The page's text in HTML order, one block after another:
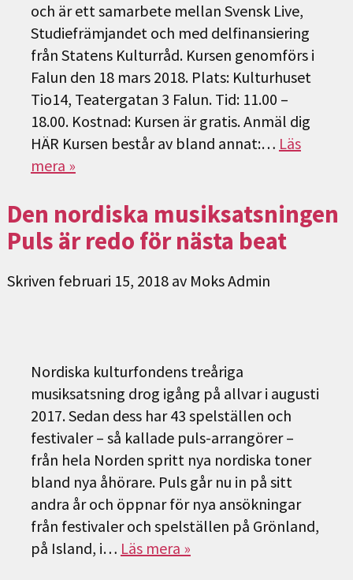
och är ett samarbete mellan Svensk Live,
Studiefrämjandet och med delfinansiering
från Statens Kulturråd. Kursen genomförs i
Falun den 18 mars 2018. Plats: Kulturhuset
Tio14, Teatergatan 3 Falun. Tid: 11.00 –
18.00. Kostnad: Kursen är gratis. Anmäl dig
HÄR Kursen består av bland annat:… Läs
mera »
Den nordiska musiksatsningen
Puls är redo för nästa beat
Skriven februari 15, 2018 av Moks Admin
Nordiska kulturfondens treåriga
musiksatsning drog igång på allvar i augusti
2017. Sedan dess har 43 spelställen och
festivaler – så kallade puls-arrangörer –
från hela Norden spritt nya nordiska toner
bland nya åhörare. Puls går nu in på sitt
andra år och öppnar för nya ansökningar
från festivaler och spelställen på Grönland,
på Island, i… Läs mera »